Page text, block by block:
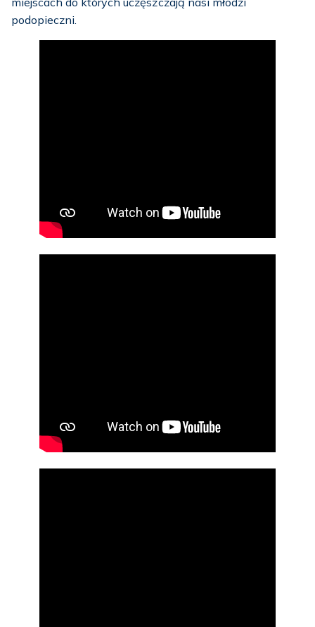
podopieczni.